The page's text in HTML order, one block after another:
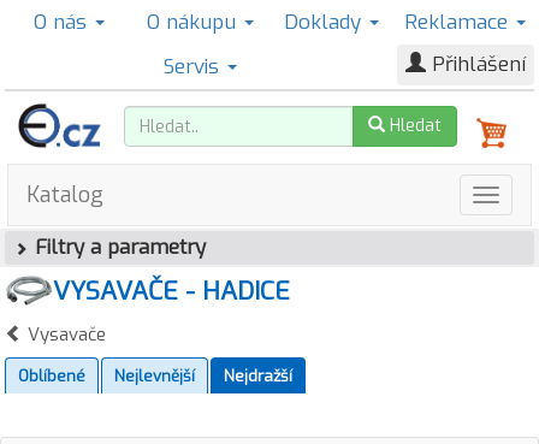
O nás O nákupu Doklady
Reklamace
Servis
Přihlášení
Hledat
Katalog
Filtry a parametry
VYSAVAČE - HADICE
Vysavače
Oblíbené Nejlevnější Nejdražší